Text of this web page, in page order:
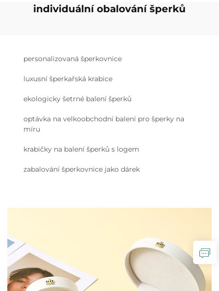
individuální obalování šperků
personalizovaná šperkovnice
luxusní šperkařská krabice
ekologicky šetrné balení šperků
optávka na velkoobchodní balení pro šperky na
míru
krabičky na balení šperků s logem
zabalování šperkovnice jako dárek